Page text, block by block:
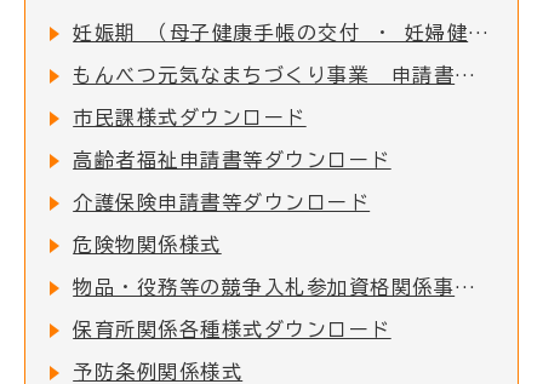
妊娠期 （母子健康手帳の交付 ・ 妊婦健診の助成など）
もんべつ元気なまちづくり事業 申請書類一覧
市民課様式ダウンロード
高齢者福祉申請書等ダウンロード
介護保険申請書等ダウンロード
危険物関係様式
物品・役務等の競争入札参加資格関係事項の提出について
保育所関係各種様式ダウンロード
予防条例関係様式